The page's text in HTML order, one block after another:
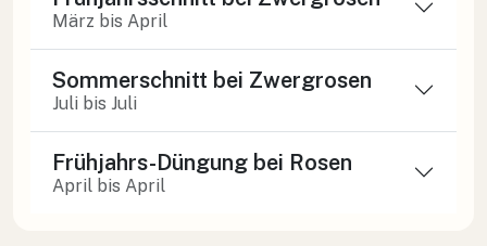
März bis April
Sommerschnitt bei Zwergrosen
Juli bis Juli
Frühjahrs-Düngung bei Rosen
April bis April